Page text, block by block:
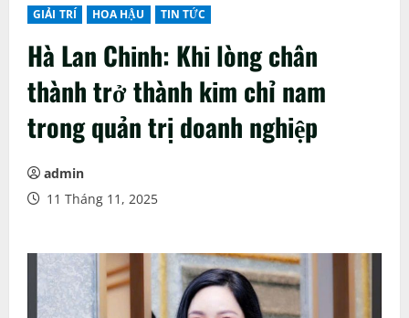
GIẢI TRÍ HOA HẬU TIN TỨC
Hà Lan Chinh: Khi lòng chân
thành trở thành kim chỉ nam
trong quản trị doanh nghiệp
admin
11 Tháng 11, 2025